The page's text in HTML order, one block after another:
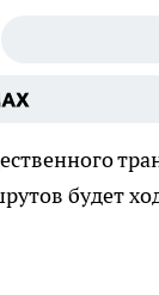
будет